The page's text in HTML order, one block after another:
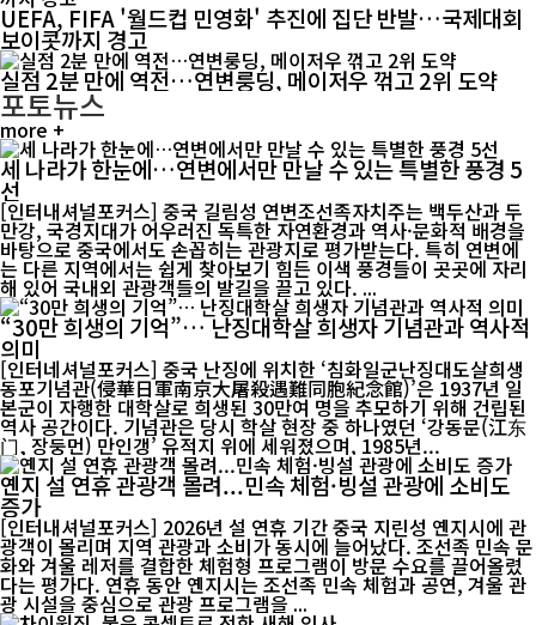
UEFA, FIFA '월드컵 민영화' 추진에 집단 반발…국제대회
보이콧까지 경고
실점 2분 만에 역전…연변룽딩, 메이저우 꺾고 2위 도약
포토뉴스
more +
세 나라가 한눈에…연변에서만 만날 수 있는 특별한 풍경 5
선
[인터내셔널포커스] 중국 길림성 연변조선족자치주는 백두산과 두
만강, 국경지대가 어우러진 독특한 자연환경과 역사·문화적 배경을
바탕으로 중국에서도 손꼽히는 관광지로 평가받는다. 특히 연변에
는 다른 지역에서는 쉽게 찾아보기 힘든 이색 풍경들이 곳곳에 자리
해 있어 국내외 관광객들의 발길을 끌고 있다. ...
“30만 희생의 기억”… 난징대학살 희생자 기념관과 역사적
의미
[인터네셔널포커스] 중국 난징에 위치한 ‘침화일군난징대도살희생
동포기념관(侵華日軍南京大屠殺遇難同胞紀念館)’은 1937년 일
본군이 자행한 대학살로 희생된 30만여 명을 추모하기 위해 건립된
역사 공간이다. 기념관은 당시 학살 현장 중 하나였던 ‘강동문(江东
门, 장둥먼) 만인갱’ 유적지 위에 세워졌으며, 1985년...
옌지 설 연휴 관광객 몰려...민속 체험·빙설 관광에 소비도
증가
[인터내셔널포커스] 2026년 설 연휴 기간 중국 지린성 옌지시에 관
광객이 몰리며 지역 관광과 소비가 동시에 늘어났다. 조선족 민속 문
화와 겨울 레저를 결합한 체험형 프로그램이 방문 수요를 끌어올렸
다는 평가다. 연휴 동안 옌지시는 조선족 민속 체험과 공연, 겨울 관
광 시설을 중심으로 관광 프로그램을 ...